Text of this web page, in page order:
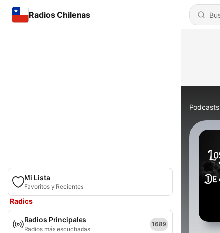
Radios Chilenas
Mi Lista
Favoritos y Recientes
Radios
Radios Principales
Radios más escuchadas
1689
Podcasts